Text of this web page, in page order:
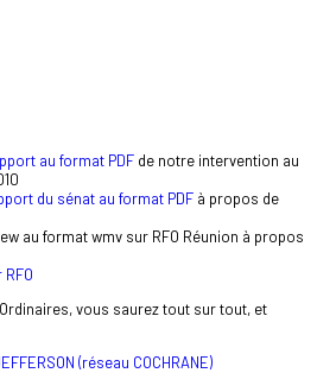
au format PDF de notre intervention au
du sénat au format PDF à propos de
au format wmv sur RFO Réunion à propos
vous saurez tout sur tout, et
(réseau COCHRANE)